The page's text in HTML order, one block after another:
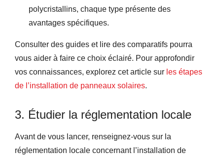
polycristallins, chaque type présente des
avantages spécifiques.
Consulter des guides et lire des comparatifs pourra
vous aider à faire ce choix éclairé. Pour approfondir
vos connaissances, explorez cet article sur les étapes
de l’installation de panneaux solaires.
3. Étudier la réglementation locale
Avant de vous lancer, renseignez-vous sur la
réglementation locale concernant l’installation de